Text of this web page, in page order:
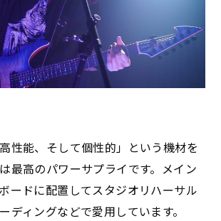
性能、そして個性的」という機材を
最高のパワーサプライです。メイン
ードに配置してスタジオリハーサル
ディングなどで愛用しています。